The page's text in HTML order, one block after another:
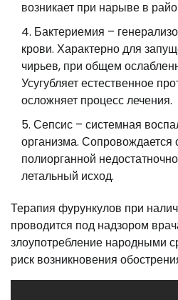
возникает при нарыве в
Бактериемия –
крови. Характерно для
чирьев, при общем
Усугубляет естественное
осложняет процесс лечения.
Сепсис – системная
организма. Сопровождается
полиорганной
летальный исход.
Терапия фурункулов при
проводится под надзором
злоупотребление народными
риск возникновения